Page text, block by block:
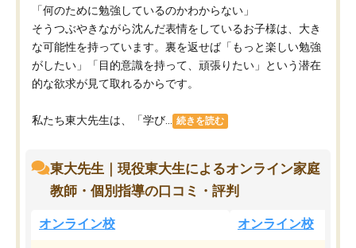
「何のために勉強しているのかわからない」
そうつぶやきながら沈んだ表情をしているお子様は、大き
な可能性を持っています。裏を返せば「もっと楽しい勉強
がしたい」「目的意識を持って、頑張りたい」という潜在
的な欲求が見て取れるからです。
私たち東大先生は、「学び... 続きを読む
東大先生｜現役東大生によるオンライン家庭
教師・個別指導の口コミ・評判
オンライン校 オンライン校